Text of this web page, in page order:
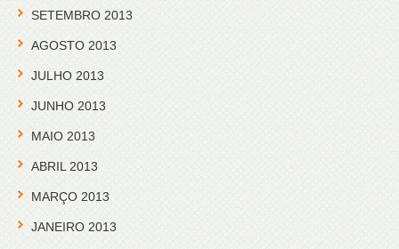
SETEMBRO 2013
AGOSTO 2013
JULHO 2013
JUNHO 2013
MAIO 2013
ABRIL 2013
MARÇO 2013
JANEIRO 2013